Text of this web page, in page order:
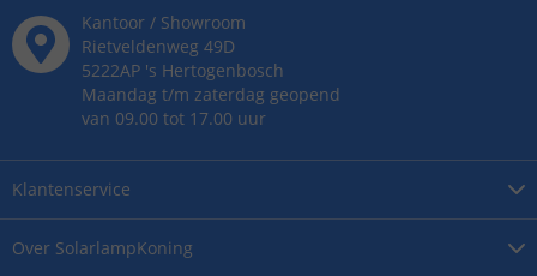
Over SolarlampKoning
Klantenservice
Kantoor / Showroom
Rietveldenweg 49D
5222AP 's Hertogenbosch
Maandag t/m zaterdag geopend
van 09.00 tot 17.00 uur